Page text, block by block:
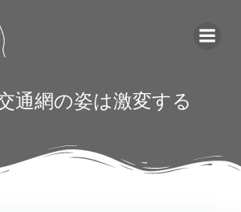
へ
キ
ッ
通網の姿は激変する